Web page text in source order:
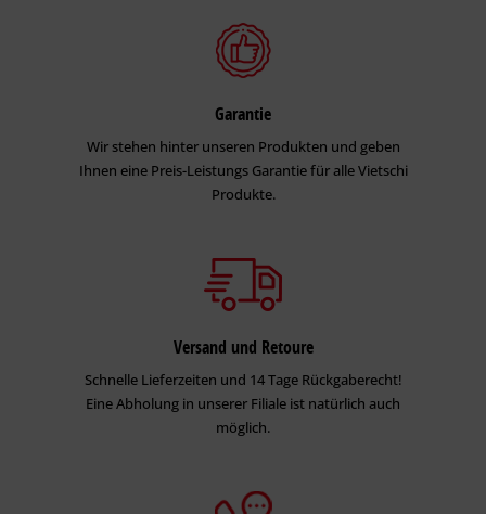
Garantie
Wir stehen hinter unseren Produkten und geben
Ihnen eine Preis-Leistungs Garantie für alle Vietschi
Produkte.
Versand und Retoure
Schnelle Lieferzeiten und 14 Tage Rückgaberecht!
Eine Abholung in unserer Filiale ist natürlich auch
möglich.